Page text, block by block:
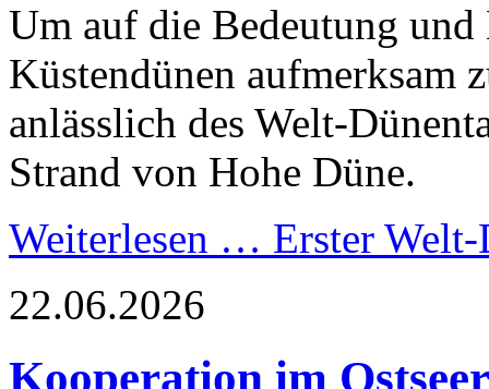
Um auf die Bedeutung und
Küstendünen aufmerksam
anlässlich des Welt-
Strand von Hohe Düne.
Weiterlesen … Erster
22.06.2026
Kooperation im